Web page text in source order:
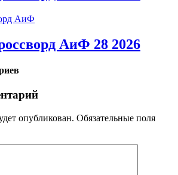
АиФ 28 2026
опубликован. Обязательные поля